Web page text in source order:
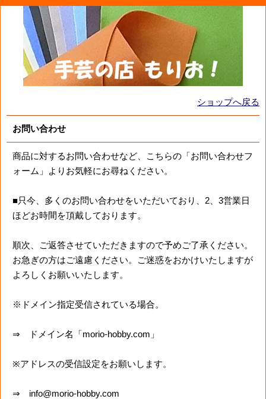
ショップへ戻る
お問い合わせ
商品に対するお問い合わせなど、こちらの「お問い合わせフ
ォーム」よりお気軽にお尋ねください。
■只今、多くのお問い合わせをいただいており、2、3営業日
ほどお時間を頂戴しております。
順次、ご返答させていただきますので予めご了承ください。
お急ぎの方はご遠慮ください。ご迷惑をおかけいたしますが
よろしくお願いいたします。
※ドメイン指定受信されている場合。
⇒ ドメイン名「morio-hobby.com」
※アドレスの受信設定をお願いします。
⇒ info@morio-hobby.com